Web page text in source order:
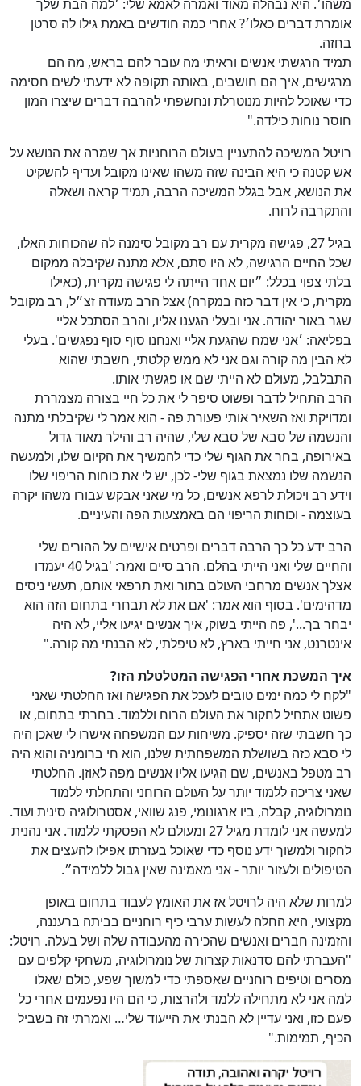
משהו׳. היא נבהלה מאוד ואמרה לאמא שלי: ׳למה הבת שלך
אומרת דברים כאלו׳? אחרי כמה חודשים באמת גילו לה סרטן
בחזה.
תמיד הרגשתי אנשים וראיתי מה עובר להם בראש, מה הם
מרגישים, איך הם חושבים, באותה תקופה לא ידעתי לשים חסימה
כדי שאוכל להיות מנוטרלת ונחשפתי להרבה דברים שיצרו המון
חוסר נוחות כילדה."
רויטל המשיכה להתעניין בעולם הרוחניות אך שמרה את הנושא על
אש קטנה כי היא הבינה שזה משהו שאינו מקובל ועדיף להשקיט
את הנושא, אבל בגלל המשיכה הרבה, תמיד קראה ושאלה
והתקרבה לרוח.
בגיל 27, פגישה מקרית עם רב מקובל סימנה לה שהכוחות האלו,
שכל החיים הרגישה, לא היו סתם, אלא מתנה שקיבלה ממקום
בלתי צפוי בכלל: ״יום אחד הייתה לי פגישה מקרית, (כאילו
מקרית, כי אין דבר כזה במקרה) אצל הרב מעודה זצ״ל, רב מקובל
שגר באור יהודה. אני ובעלי הגענו אליו, והרב הסתכל אליי
בפליאה: ׳אני שמח שהגעת אליי ואנחנו סוף סוף נפגשים'. בעלי
לא הבין מה קורה וגם אני לא ממש קלטתי, חשבתי שהוא
התבלבל, מעולם לא הייתי שם או פגשתי אותו.
הרב התחיל לדבר ופשוט סיפר לי את כל חיי בצורה מצמררת
ומדויקת ואז השאיר אותי פעורת פה - הוא אמר לי שקיבלתי מתנה
והנשמה של סבא של סבא שלי, שהיה רב והילר מאוד גדול
באירופה, בחר את הגוף שלי כדי להמשיך את הקיום שלו, ולמעשה
הנשמה שלו נמצאת בגוף שלי- לכן, יש לי את כוחות הריפוי שלו
וידע רב ויכולת לרפא אנשים, כל מי שאני אבקש עבורו משהו יקרה
בעוצמה - וכוחות הריפוי הם באמצעות הפה והעיניים.
הרב ידע כל כך הרבה דברים ופרטים אישיים על ההורים שלי
והחיים שלי ואני הייתי בהלם. הרב סיים ואמר: 'בגיל 40 יעמדו
אצלך אנשים מרחבי העולם בתור ואת תרפאי אותם, תעשי ניסים
מדהימים'. בסוף הוא אמר: 'אם את לא תבחרי בתחום הזה הוא
יבחר בך...', פה הייתי בשוק, איך אנשים יגיעו אליי, לא היה
אינטרנט, אני חייתי בארץ, לא טיפלתי, לא הבנתי מה קורה."
איך המשכת אחרי הפגישה המטלטלת הזו?
"לקח לי כמה ימים טובים לעכל את הפגישה ואז החלטתי שאני
פשוט אתחיל לחקור את העולם הרוח וללמוד. בחרתי בתחום, או
כך חשבתי שזה יספיק. משיחות עם המשפחה אישרו לי שאכן היה
לי סבא כזה בשושלת המשפחתית שלנו, הוא חי ברומניה והוא היה
רב מטפל באנשים, שם הגיעו אליו אנשים מפה לאוזן. החלטתי
שאני צריכה ללמוד יותר על העולם הרוחני והתחלתי ללמוד
נומרולוגיה, קבלה, ביו ארגונומי, פנג שוואי, אסטרולוגיה סינית ועוד.
למעשה אני לומדת מגיל 27 ומעולם לא הפסקתי ללמוד. אני נהנית
לחקור ולמשוך ידע נוסף כדי שאוכל בעזרתו אפילו להעצים את
הטיפולים ולעזור יותר - אני מאמינה שאין גבול ללמידה״.
למרות שלא היה לרויטל אז את האומץ לעבוד בתחום באופן
מקצועי, היא החלה לעשות ערבי כיף רוחניים בביתה ברעננה,
והזמינה חברים ואנשים שהכירה מהעבודה שלה ושל בעלה. רויטל:
"העברתי להם סדנאות קצרות של נומרולוגיה, משחקי קלפים עם
מסרים וטיפים רוחניים שאספתי כדי למשוך שפע, כולם שאלו
למה אני לא מתחילה ללמד ולהרצות, כי הם היו נפעמים אחרי כל
פעם כזו, ואני עדיין לא הבנתי את הייעוד שלי… ואמרתי זה בשביל
הכיף, תמימות."